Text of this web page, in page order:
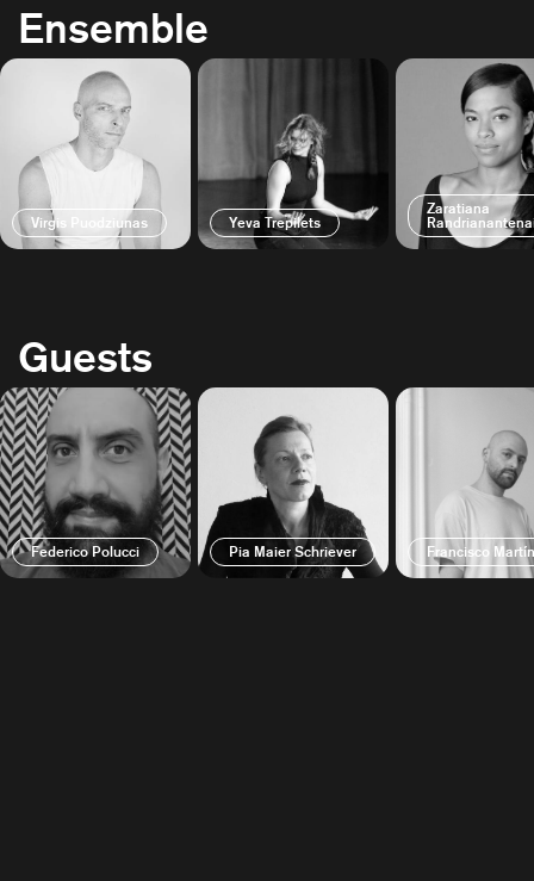
Ensemble
Virgis Puodziunas Yeva Trepilets
Zaratiana
Guests
Federico Polucci Pia Maier Schriever Francisco